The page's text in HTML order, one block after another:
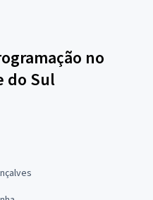
no
do Sul